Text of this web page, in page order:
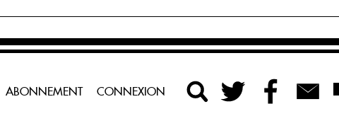
ABONNEMENT CONNEXION